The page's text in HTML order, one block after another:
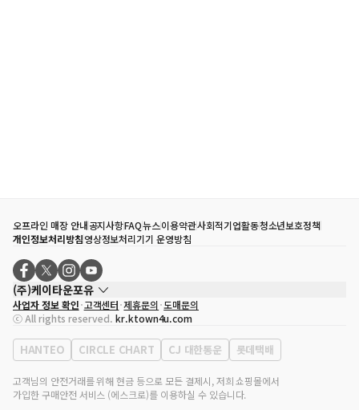
오프라인 매장 안내공지사항FAQ뉴스이용약관사회적기업활동청소년보호정책
개인정보처리방침영상정보처리기기 운영방침
(주)케이타운포유
대표자
송효민
사업자등록번호
120-87-71116
통신판매업 신고번호 제2011-서울강남-02223
대표전화
02-552-9855
사업자 정보 확인 고객센터 제휴문의 도매문의
ⓒ All rights reserved. kr.ktown4u.com
HANTEO CIRCLE CHART CJ 대한통운 롯데택배
고객님의 안전거래를 위해 현금 등으로 모든 결제시, 저희 쇼핑몰에서
가입한 구매안전 서비스 (에스크로)를 이용하실 수 있습니다.